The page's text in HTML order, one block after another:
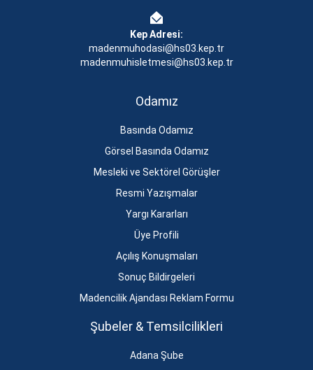
Kep Adresi:
madenmuhodasi@hs03.kep.tr
madenmuhisletmesi@hs03.kep.tr
Odamız
Basında Odamız
Görsel Basında Odamız
Mesleki ve Sektörel Görüşler
Resmi Yazışmalar
Yargı Kararları
Üye Profili
Açılış Konuşmaları
Sonuç Bildirgeleri
Madencilik Ajandası Reklam Formu
Şubeler & Temsilcilikleri
Adana Şube